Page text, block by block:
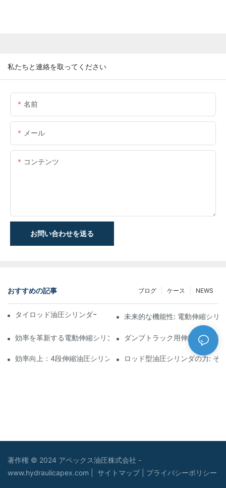
私たちと連絡を取ってください
名前
メール
コンテンツ
お問い合わせを送る
おすすめの記事 NEWS
ケース
ブログ
タイロッド油圧シリンダーの機能と重要性を理解する
未来的な機能性: 電動伸縮シリ
効率を革新する電動伸縮シリンダ ダンプトラック用伸縮式油圧
効率向上：4段伸縮油圧シリンダーのメリットロッド型油圧シリンダの力: そ
著作権 © 2024 アペックス油圧株式会社 -
www.hydraulicapex.com | サイトマップ プライバシーポリシー